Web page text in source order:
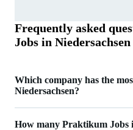
Frequently asked
Jobs in Niedersachsen
Which company has the
Niedersachsen?
How many Praktikum Jobs